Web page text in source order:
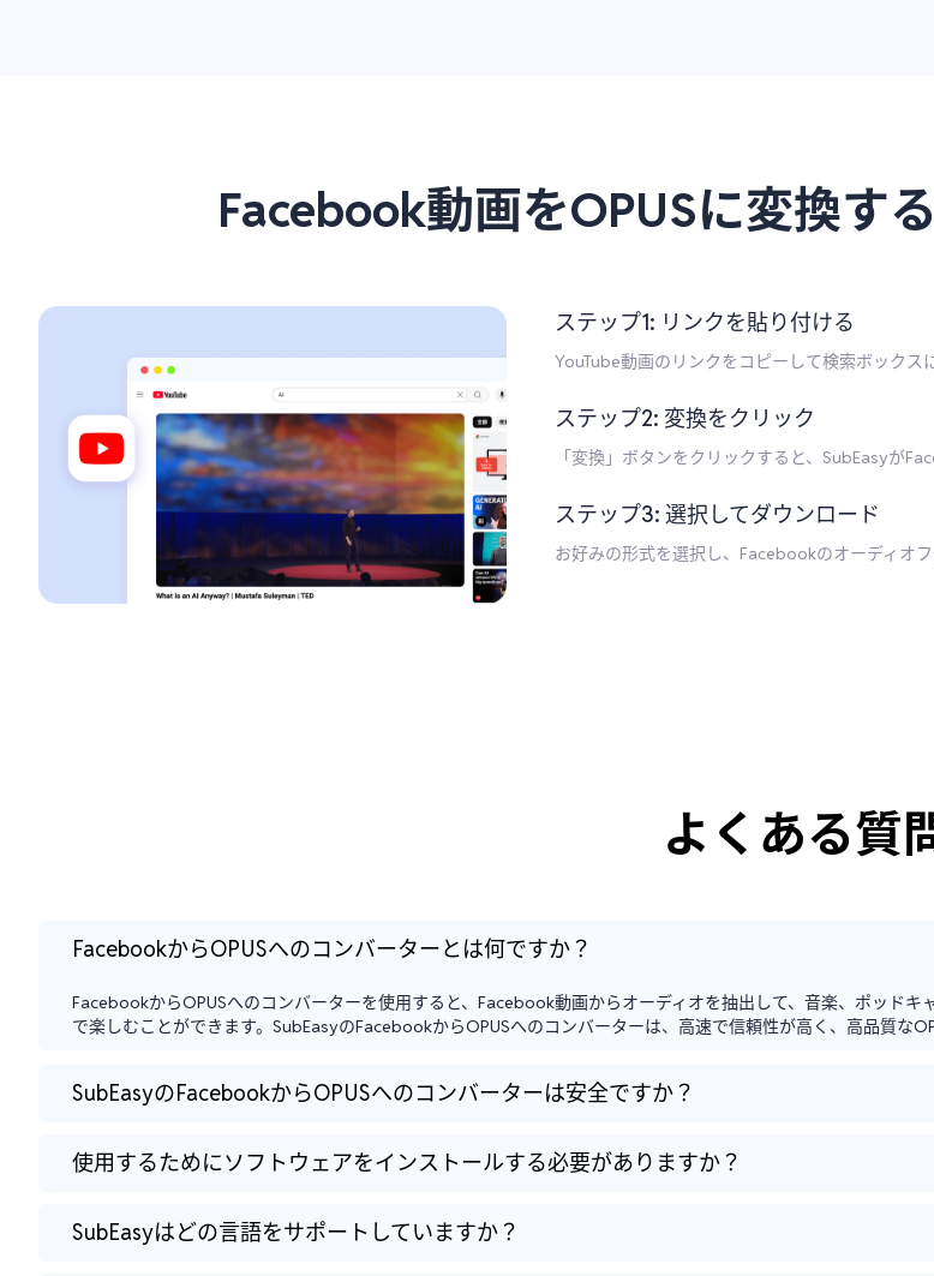
Facebook動画をOPUSに変換す
ステップ1: リンクを貼り付ける
YouTube動画のリンクをコピーして検索ボックス
ステップ2: 変換をクリック
「変換」ボタンをクリックすると、SubEasyが
ステップ3: 選択してダウンロード
お好みの形式を選択し、Facebookのオーディオ
よくある質
FacebookからOPUSへのコンバーターとは何ですか？
FacebookからOPUSへのコンバーターを使用すると、Facebook動画からオーディオを抽出して、音楽、ポッド
で楽しむことができます。SubEasyのFacebookからOPUSへのコンバーターは、高速で信頼性が高く、高品質な
SubEasyのFacebookからOPUSへのコンバーターは安全ですか？
使用するためにソフトウェアをインストールする必要がありますか？
SubEasyはどの言語をサポートしていますか？